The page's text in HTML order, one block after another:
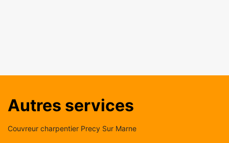
Autres services
Couvreur charpentier Precy Sur Marne